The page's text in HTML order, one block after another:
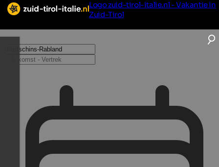
Logo zuid-tirol-italie.nl - Vakantie in
Zuid-Tirol